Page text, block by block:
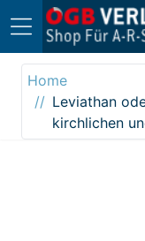
Direkt zum Inhalt
Home
Leviathan
kirchlichen